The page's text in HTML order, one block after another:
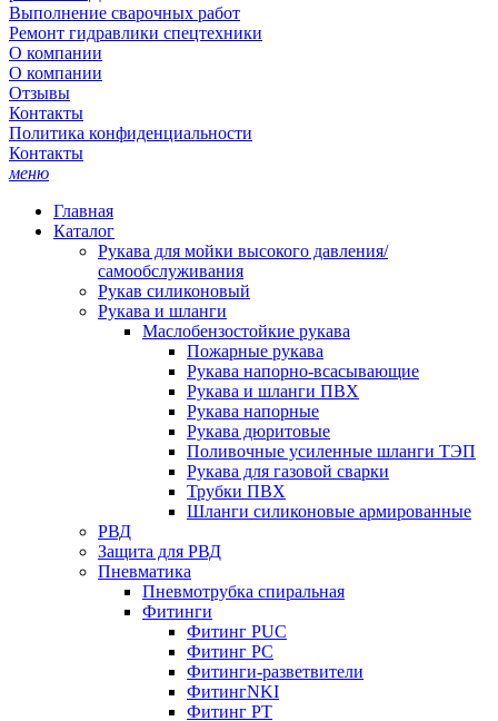
Выполнение сварочных работ
Ремонт гидравлики спецтехники
О компании
О компании
Отзывы
Контакты
Политика конфиденциальности
Контакты
меню
Главная
Каталог
Рукава для мойки высокого давления/
самообслуживания
Рукав силиконовый
Рукава и шланги
Маслобензостойкие рукава
Пожарные рукава
Рукава напорно-всасывающие
Рукава и шланги ПВХ
Рукава напорные
Рукава дюритовые
Поливочные усиленные шланги ТЭП
Рукава для газовой сварки
Трубки ПВХ
Шланги силиконовые армированные
РВД
Защита для РВД
Пневматика
Пневмотрубка спиральная
Фитинги
Фитинг PUC
Фитинг PC
Фитинги-разветвители
ФитингNKI
Фитинг РТ